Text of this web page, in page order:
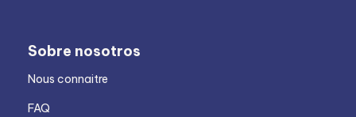
Sobre nosotros
Nous connaitre
FAQ